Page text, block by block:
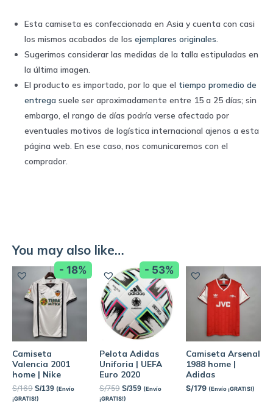
Esta camiseta es confeccionada en Asia y cuenta con casi
los mismos acabados de los ejemplares originales
Sugerimos considerar las medidas de la talla estipuladas en
la última imagen.
El producto es importado, por lo que el tiempo promedio de
entrega suele ser aproximadamente entre 15 a 25 días; sin
embargo, el rango de días podría verse afectado por
eventuales motivos de logística internacional ajenos a esta
página web. En ese caso, nos comunicaremos con el
comprador.
You may also like…
- 18%
Camiseta
Valencia 2001
home | Nike
S/169 S/139 (Envío
¡GRATIS!)
- 53%
Pelota Adidas
Uniforia | UEFA
Euro 2020
S/759 S/359 (Envío
¡GRATIS!)
Camiseta Arsenal
1988 home |
Adidas
S/179 (Envío ¡GRATIS!)